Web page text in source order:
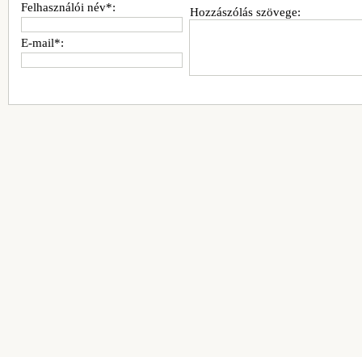
Hozzászólás szövege:
Felhasználói név*:
E-mail*: